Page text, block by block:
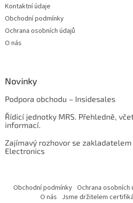
Kontaktní údaje
Obchodní podmínky
Ochrana osobních údajů
O nás
Novinky
Podpora obchodu – Insidesales
Řídicí jednotky MRS. Přehledně,
informací.
Zajímavý rozhovor se
Electronics
Obchodní podmínky Ochrana osobních
O nás Jsme držitelem